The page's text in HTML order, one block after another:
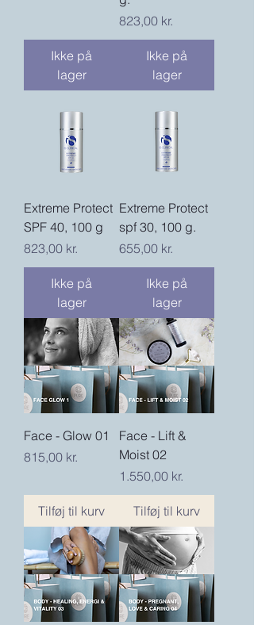
Ikke på
lager
Pris
823,00 kr.
Ikke på
lager
Extreme Protect
SPF 40, 100 g
Pris
823,00 kr.
Ikke på
lager
Extreme Protect
spf 30, 100 g.
Pris
655,00 kr.
Ikke på
lager
Face - Glow 01
Pris
815,00 kr.
Tilføj til kurv
Face - Lift &
Moist 02
Pris
1.550,00 kr.
Tilføj til kurv